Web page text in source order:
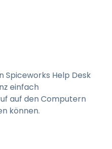
Spiceworks Help Desk
einfach
auf den Computern
können.